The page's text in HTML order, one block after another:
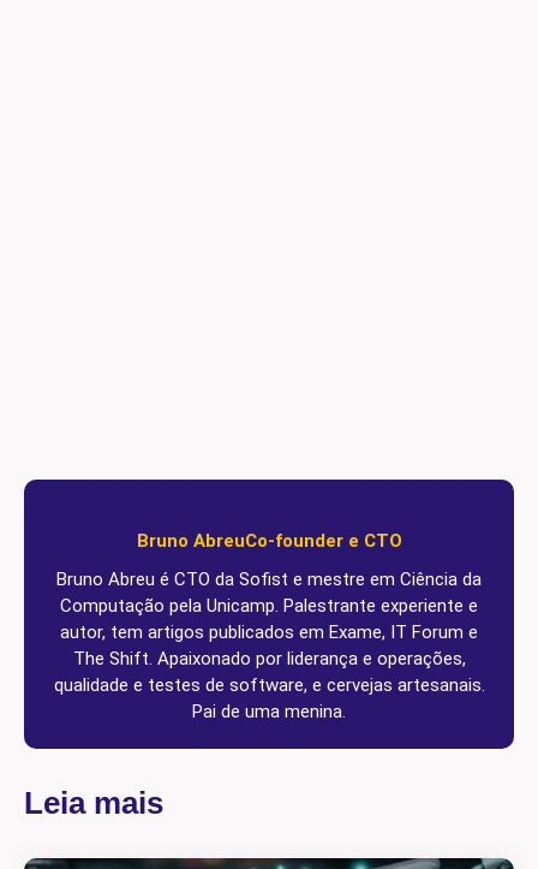
Bruno AbreuCo-founder e CTO
Bruno Abreu é CTO da Sofist e mestre em Ciência da
Computação pela Unicamp. Palestrante experiente e
autor, tem artigos publicados em Exame, IT Forum e
The Shift. Apaixonado por liderança e operações,
qualidade e testes de software, e cervejas artesanais.
Pai de uma menina.
Leia mais